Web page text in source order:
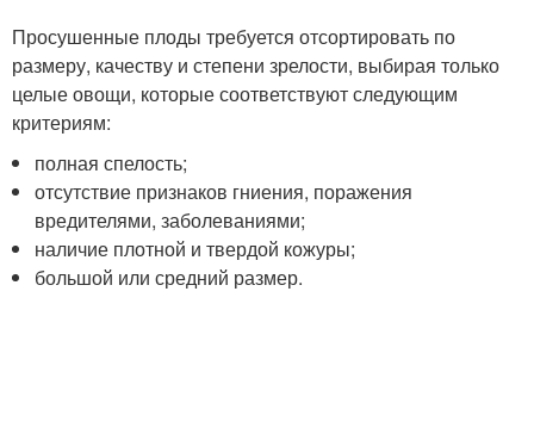
Просушенные плоды требуется отсортировать по
размеру, качеству и степени зрелости, выбирая только
целые овощи, которые соответствуют следующим
критериям:
полная спелость;
отсутствие признаков гниения, поражения
вредителями, заболеваниями;
наличие плотной и твердой кожуры;
большой или средний размер.